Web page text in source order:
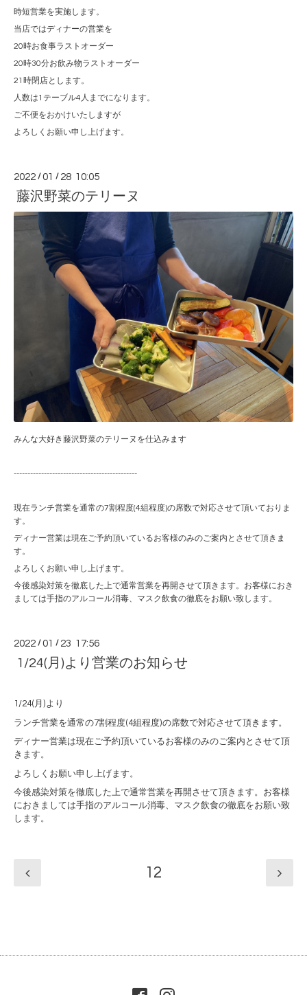
時短営業を実施します。
当店ではディナーの営業を
20時お食事ラストオーダー
20時30分お飲み物ラストオーダー
21時閉店とします。
人数は1テーブル4人までになります。
ご不便をおかけいたしますが
よろしくお願い申し上げます。
2022 /01 / 28 10:05
藤沢野菜のテリーヌ
みんな大好き藤沢野菜のテリーヌを仕込みます
---------------------------------------------
現在ランチ営業を通常の7割程度(4組程度)の席数で対応させて頂いておりま
す。
ディナー営業は現在ご予約頂いているお客様のみのご案内とさせて頂きま
す。
よろしくお願い申し上げます。
今後感染対策を徹底した上で通常営業を再開させて頂きます。お客様におき
ましては手指のアルコール消毒、マスク飲食の徹底をお願い致します。
2022 /01 / 23 17:56
1/24(月)より営業のお知らせ
1/24( 月 )より
ランチ営業を通常の7割程度(4組程度)の席数で対応させて頂きます。
ディナー営業は現在ご予約頂いているお客様のみのご案内とさせて頂
きます。
よろしくお願い申し上げます。
今後感染対策を徹底した上で通常営業を再開させて頂きます。お客様
におきましては手指のアルコール消毒、マスク飲食の徹底をお願い致
します。
12